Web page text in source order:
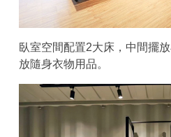
臥室空間配置2大床，中間擺
放隨身衣物用品。